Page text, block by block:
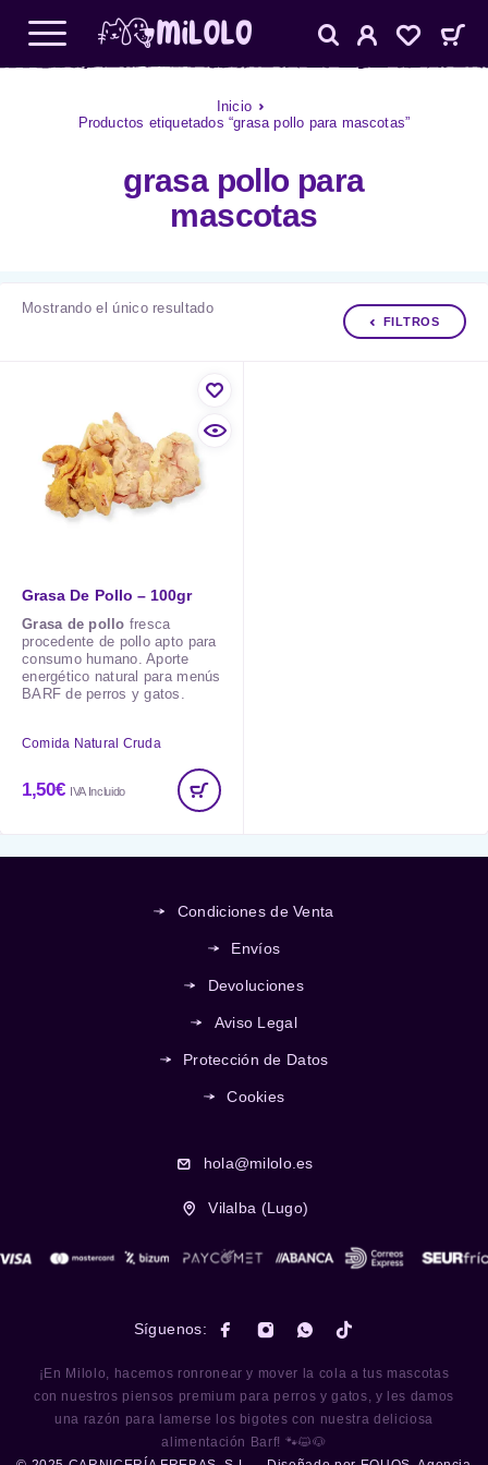
Inicio
Productos etiquetados “grasa pollo para mascotas”
grasa pollo para
mascotas
Mostrando el único resultado
FILTROS
Grasa De Pollo – 100gr
Grasa de pollo fresca
procedente de pollo apto para
consumo humano. Aporte
energético natural para menús
BARF de perros y gatos.
Comida Natural Cruda
1,50€ IVA Incluido
Condiciones de Venta
Envíos
Devoluciones
Aviso Legal
Protección de Datos
Cookies
hola@milolo.es
Vilalba (Lugo)
Síguenos:
¡En Milolo, hacemos ronronear y mover la cola a tus mascotas
con nuestros piensos premium para perros y gatos, y les damos
una razón para lamerse los bigotes con nuestra deliciosa
alimentación Barf! 🐾😺🐶